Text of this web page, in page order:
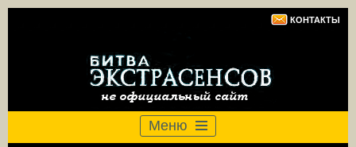
КОНТАКТЫ
Меню